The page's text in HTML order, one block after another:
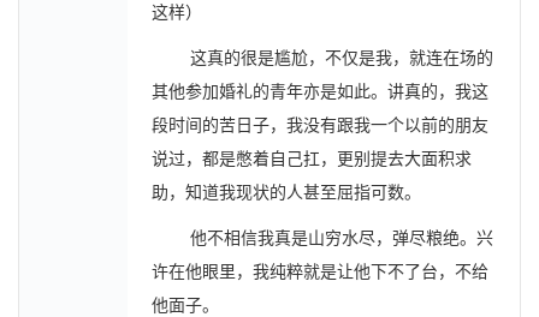
这样）
这真的很是尴尬，不仅是我，就连在场的
其他参加婚礼的青年亦是如此。讲真的，我这
段时间的苦日子，我没有跟我一个以前的朋友
说过，都是憋着自己扛，更别提去大面积求
助，知道我现状的人甚至屈指可数。
他不相信我真是山穷水尽，弹尽粮绝。兴
许在他眼里，我纯粹就是让他下不了台，不给
他面子。